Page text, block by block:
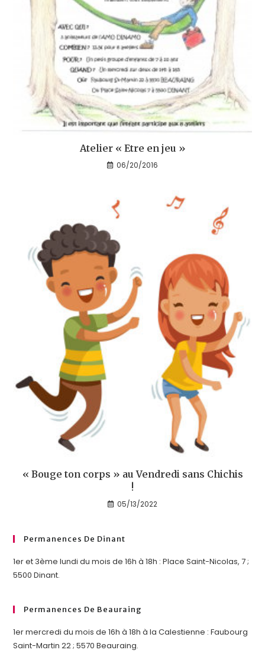
Atelier « Etre en jeu »
06/20/2016
« Bouge ton corps » au Vendredi sans Chichis
!
05/13/2022
Permanences De Dinant
1er et 3ème lundi du mois de 16h à 18h : Place Saint-Nicolas, 7 ;
5500 Dinant.
Permanences De Beauraing
1er mercredi du mois de 16h à 18h à la Calestienne : Faubourg
Saint-Martin 22 ; 5570 Beauraing.